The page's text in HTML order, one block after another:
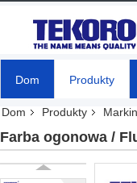
Dom Produkty
Dom Produkty
Farba ogonowa /